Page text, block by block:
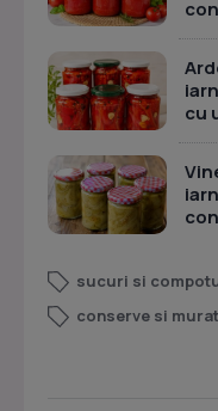
cu
sucuri si
conserve si